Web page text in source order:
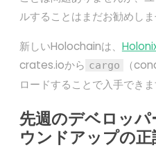
ルすることはまだお勧めしま
新しいHolochainは、
crates.ioから cargo
（
ロードすることで入手できま
先週のデベロッ
ウンドアップの